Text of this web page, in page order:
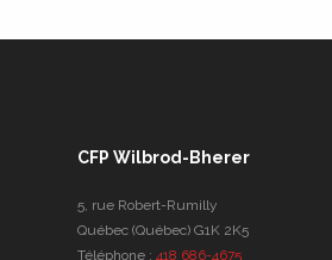
CFP Wilbrod-Bherer
5, rue Robert-Rumilly
Québec (Québec) G1K 2K5
Téléphone : 418 686-4675